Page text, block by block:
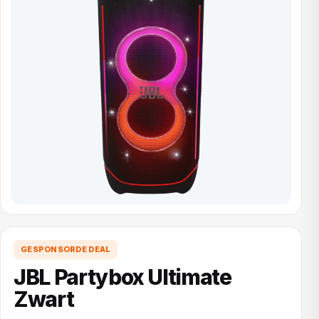
GESPONSORDE DEAL
JBL Partybox Ultimate
Zwart